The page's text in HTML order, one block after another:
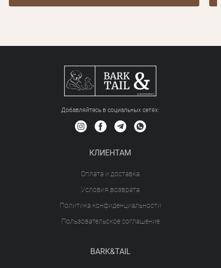
Добавляйтесь в социальных сетяx:
КЛИЕНТАМ
Оплата и доставка
Условия возврата
Политика конфиденциальности
Пользовательское соглашение
BARK&TAIL